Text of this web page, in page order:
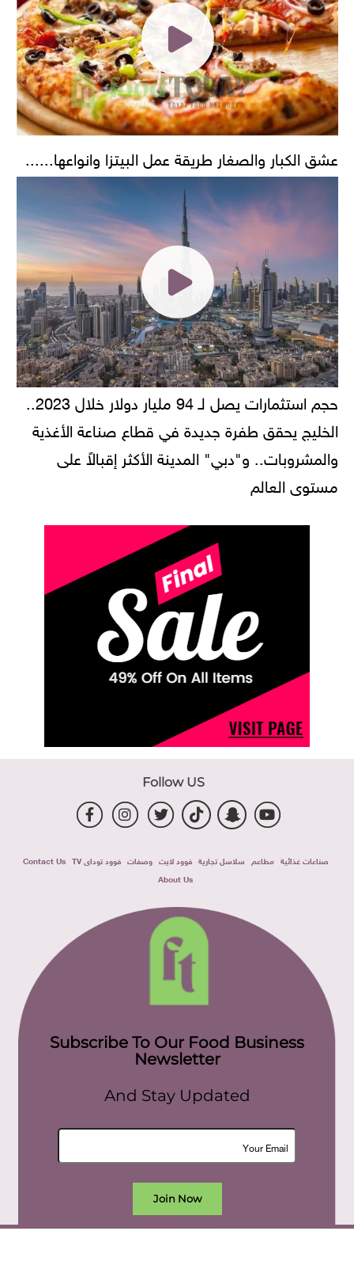
عشق الكبار والصغار طريقة عمل البيتزا وانواعها......
الخليج يحقق طفرة جديدة في قطاع صناعة الأغذية
والمشروبات.. و"دبي" المدينة الأكثر إقبالاً على
مستوى العالم
Follow US
صناعات غذائية مطاعم سلاسل تجارية فوود لايت وصفات فوود توداى TV
Contact Us
About Us
Subscribe To Our Food Business
Newsletter
And Stay Updated
Join Now